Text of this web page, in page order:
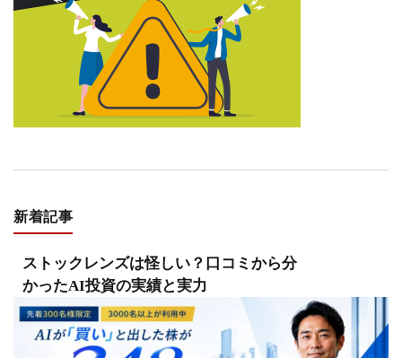
新着記事
ストックレンズは怪しい？口コミから分
かったAI投資の実績と実力